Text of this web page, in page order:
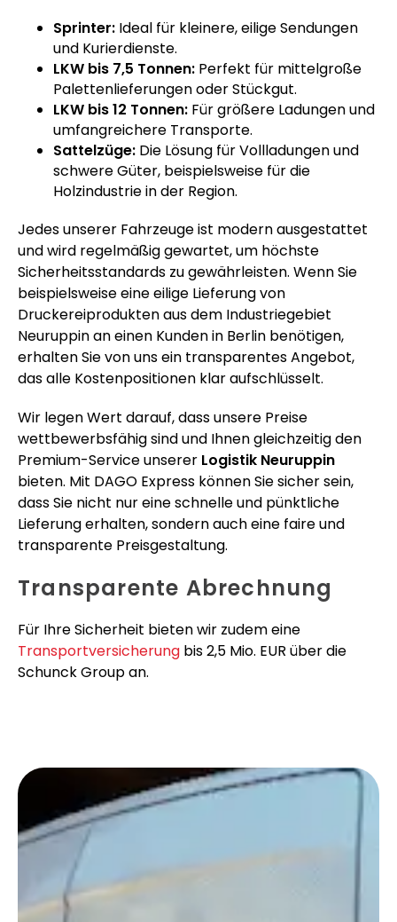
Sprinter: Ideal für kleinere, eilige Sendungen
und Kurierdienste.
LKW bis 7,5 Tonnen: Perfekt für mittelgroße
Palettenlieferungen oder Stückgut.
LKW bis 12 Tonnen: Für größere Ladungen und
umfangreichere Transporte.
Sattelzüge: Die Lösung für Vollladungen und
schwere Güter, beispielsweise für die
Holzindustrie in der Region.
Jedes unserer Fahrzeuge ist modern ausgestattet
und wird regelmäßig gewartet, um höchste
Sicherheitsstandards zu gewährleisten. Wenn Sie
beispielsweise eine eilige Lieferung von
Druckereiprodukten aus dem Industriegebiet
Neuruppin an einen Kunden in Berlin benötigen,
erhalten Sie von uns ein transparentes Angebot,
das alle Kostenpositionen klar aufschlüsselt.
Wir legen Wert darauf, dass unsere Preise
wettbewerbsfähig sind und Ihnen gleichzeitig den
Premium-Service unserer Logistik Neuruppin
bieten. Mit DAGO Express können Sie sicher sein,
dass Sie nicht nur eine schnelle und pünktliche
Lieferung erhalten, sondern auch eine faire und
transparente Preisgestaltung.
Transparente Abrechnung
Für Ihre Sicherheit bieten wir zudem eine
Transportversicherung bis 2,5 Mio. EUR über die
Schunck Group an.